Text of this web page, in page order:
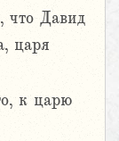
Давид
царя
к царю